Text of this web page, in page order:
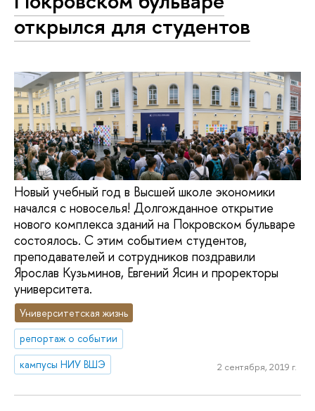
открылся для студентов
Новый учебный год в Высшей школе экономики
начался с новоселья! Долгожданное открытие
нового комплекса зданий на Покровском бульваре
состоялось. С этим событием студентов,
преподавателей и сотрудников поздравили
Ярослав Кузьминов, Евгений Ясин и проректоры
университета.
Университетская жизнь
репортаж о событии
кампусы НИУ ВШЭ
2 сентября, 2019 г.